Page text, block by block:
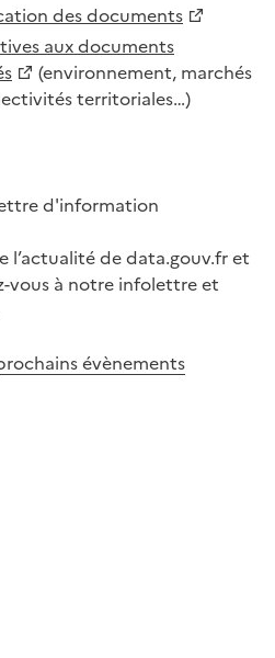
des documents
aux documents
(environnement, marchés
territoriales…)
d'information
l’actualité de data.gouv.fr et
vous à notre infolettre et
évènements